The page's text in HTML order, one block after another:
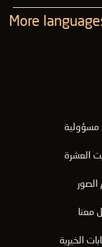
مسؤولية
العشرة
الصور
معنا
الخيرية